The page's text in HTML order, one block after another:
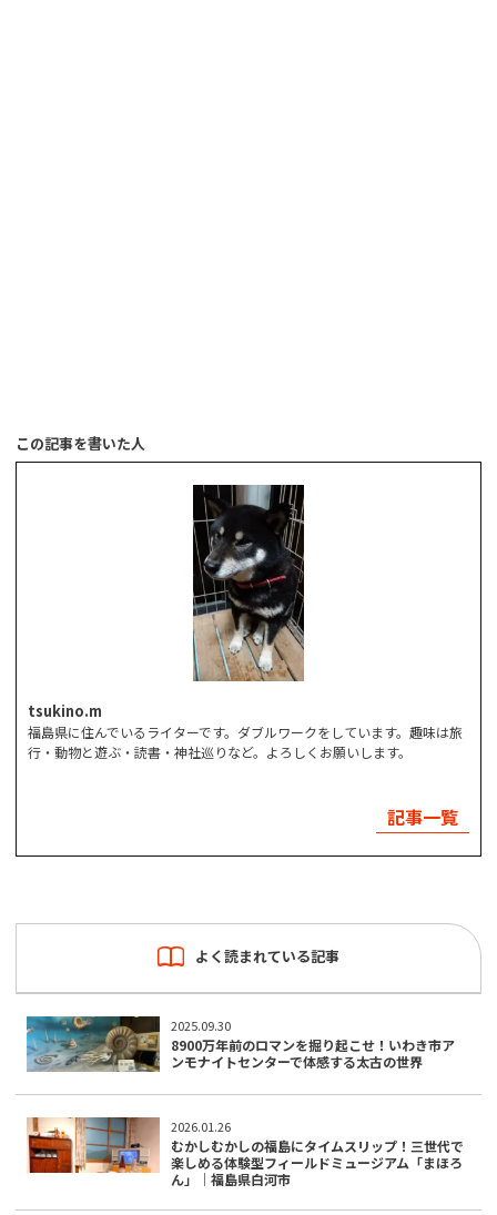
この記事を書いた人
tsukino.m
福島県に住んでいるライターです。ダブルワークをしています。趣味は旅
行・動物と遊ぶ・読書・神社巡りなど。よろしくお願いします。
記事一覧
よく読まれている記事
2025.09.30
8900万年前のロマンを掘り起こせ！いわき市ア
ンモナイトセンターで体感する太古の世界
2026.01.26
むかしむかしの福島にタイムスリップ！三世代で
楽しめる体験型フィールドミュージアム「まほろ
ん」｜福島県白河市